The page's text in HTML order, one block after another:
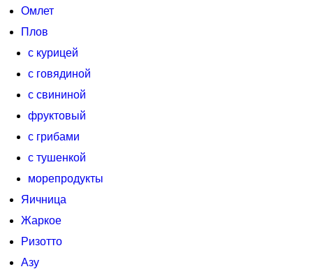
Омлет
Плов
с курицей
с говядиной
с свининой
фруктовый
с грибами
с тушенкой
морепродукты
Яичница
Жаркое
Ризотто
Азу